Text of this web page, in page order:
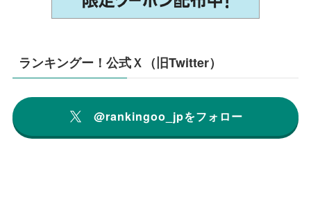
ランキングー！公式Ｘ（旧Twitter）
@rankingoo_jpをフォロー